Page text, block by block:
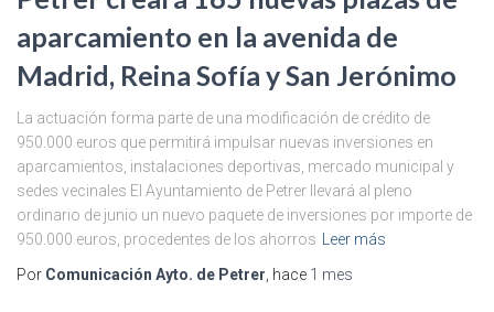
aparcamiento en la avenida de
Madrid, Reina Sofía y San Jerónimo
La actuación forma parte de una modificación de crédito de
950.000 euros que permitirá impulsar nuevas inversiones en
aparcamientos, instalaciones deportivas, mercado municipal y
sedes vecinales El Ayuntamiento de Petrer llevará al pleno
ordinario de junio un nuevo paquete de inversiones por importe de
950.000 euros, procedentes de los ahorros Leer más
Por Comunicación Ayto. de Petrer, hace 1 mes